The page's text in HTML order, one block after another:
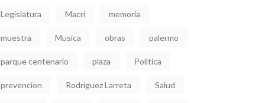
Legislatura Macri memoria
muestra Musica obras palermo
parque centenario plaza Politica
prevencion Rodriguez Larreta Salud